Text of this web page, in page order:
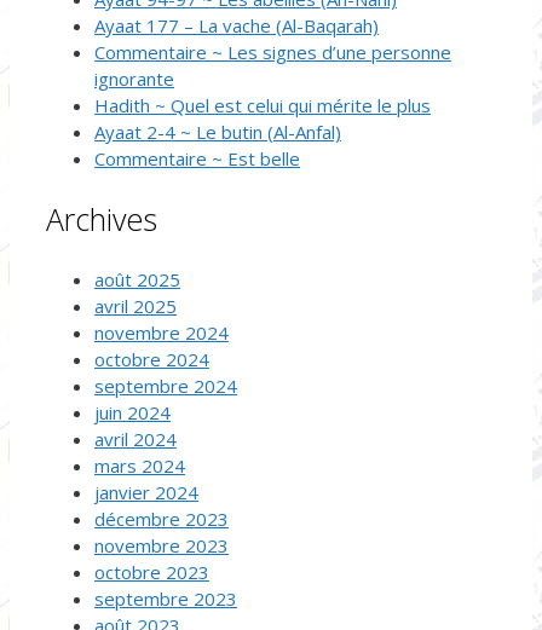
Ayaat 177 – La vache (Al-Baqarah)
Commentaire ~ Les signes d’une personne
ignorante
Hadith ~ Quel est celui qui mérite le plus
Ayaat 2-4 ~ Le butin (Al-Anfal)
Commentaire ~ Est belle
Archives
août 2025
avril 2025
novembre 2024
octobre 2024
septembre 2024
juin 2024
avril 2024
mars 2024
janvier 2024
décembre 2023
novembre 2023
octobre 2023
septembre 2023